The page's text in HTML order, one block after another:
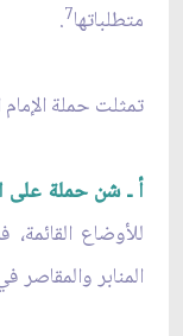
متطلباتها7
.
تمثلت حملة
أ ـ شن حملة على
للأوضاع
المنابر والمقاصر